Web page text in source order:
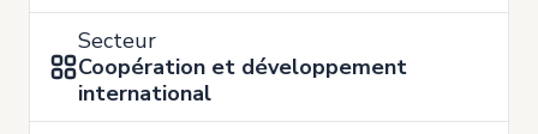
Secteur
Coopération et développement
international